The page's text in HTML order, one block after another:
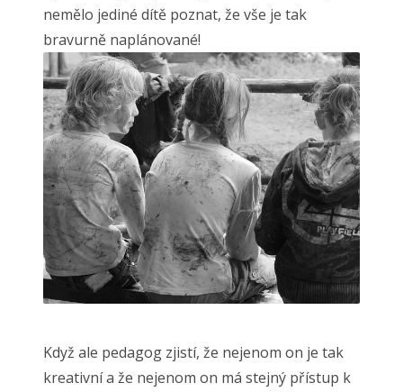
nemělo jediné dítě poznat, že vše je tak
bravurně naplánované!
Když ale pedagog zjistí, že nejenom on je tak
kreativní a že nejenom on má stejný přístup k